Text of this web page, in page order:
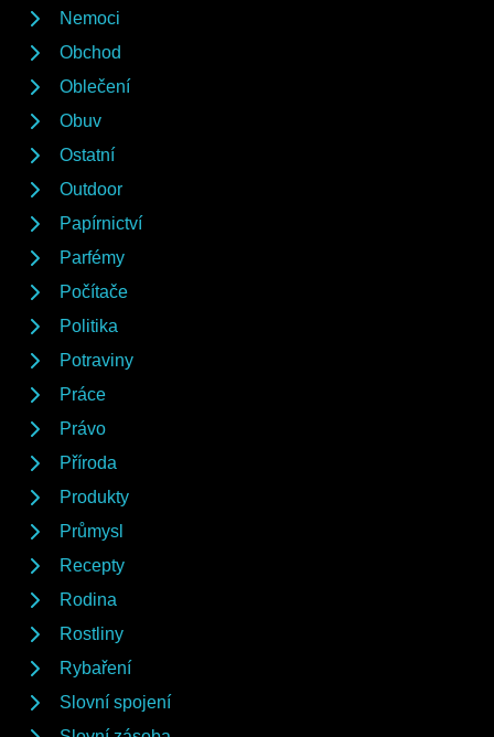
Nemoci
Obchod
Oblečení
Obuv
Ostatní
Outdoor
Papírnictví
Parfémy
Počítače
Politika
Potraviny
Práce
Právo
Příroda
Produkty
Průmysl
Recepty
Rodina
Rostliny
Rybaření
Slovní spojení